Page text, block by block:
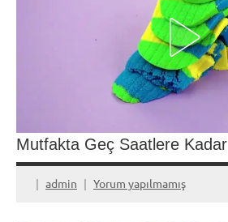
Mutfakta Geç Saatlere Kadar
admin Yorum yapılmamış